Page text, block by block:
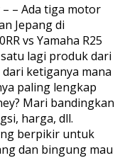
– – Ada tiga motor
Jepang di
vs Yamaha R25
lagi produk dari
ketiganya mana
paling lengkap
Mari bandingkan
harga, dll.
berpikir untuk
dan bingung mau